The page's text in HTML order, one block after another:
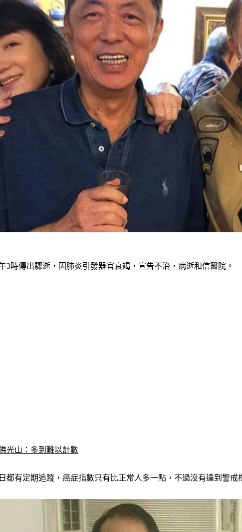
時傳出驟逝，因肺炎引發器官衰竭，宣告不治，病逝和信醫院。
光山：多到難以計數
有定期追蹤，癌症指數只有比正常人多一點，不過沒有達到警戒